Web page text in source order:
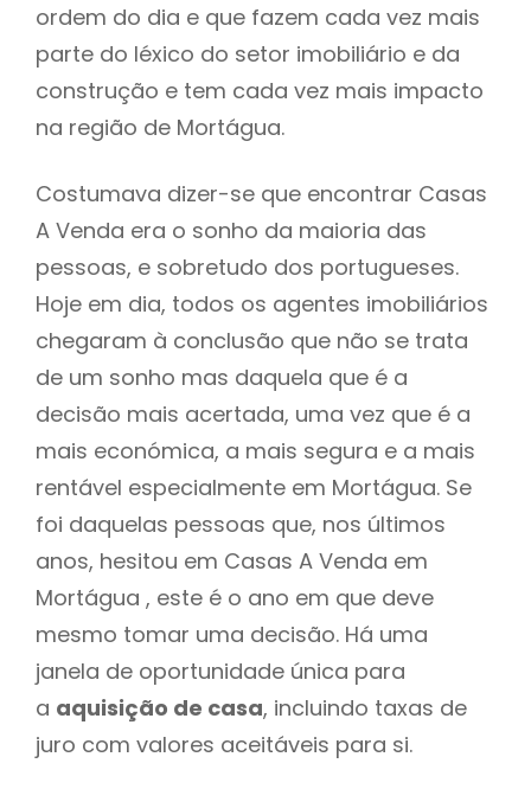
ordem do dia e que fazem cada vez mais
parte do léxico do setor imobiliário e da
construção e tem cada vez mais impacto
na região de Mortágua.
Costumava dizer-se que encontrar Casas
A Venda era o sonho da maioria das
pessoas, e sobretudo dos portugueses.
Hoje em dia, todos os agentes imobiliários
chegaram à conclusão que não se trata
de um sonho mas daquela que é a
decisão mais acertada, uma vez que é a
mais económica, a mais segura e a mais
rentável especialmente em Mortágua. Se
foi daquelas pessoas que, nos últimos
anos, hesitou em Casas A Venda em
Mortágua , este é o ano em que deve
mesmo tomar uma decisão. Há uma
janela de oportunidade única para
a aquisição de casa, incluindo taxas de
juro com valores aceitáveis para si.